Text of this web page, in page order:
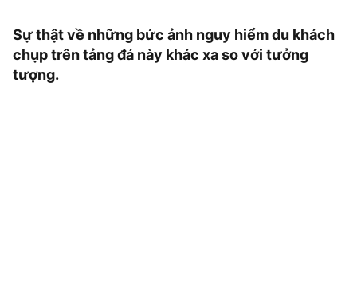
Sự thật về những bức ảnh nguy hiểm du khách
chụp trên tảng đá này khác xa so với tưởng
tượng.